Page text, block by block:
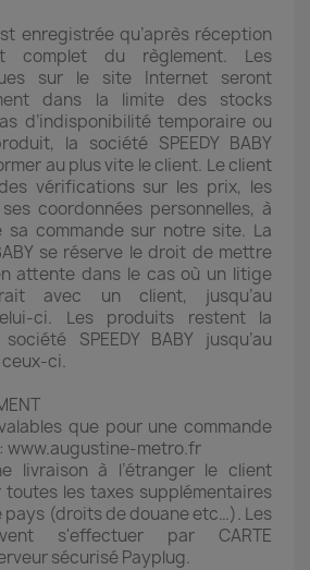
enregistrée qu’après réception
complet du règlement. Les
sur le site Internet seront
dans la limite des stocks
d’indisponibilité temporaire ou
la société SPEEDY BABY
au plus vite le client. Le client
vérifications sur les prix, les
coordonnées personnelles, à
sa commande sur notre site. La
se réserve le droit de mettre
attente dans le cas où un litige
avec un client, jusqu’au
ci. Les produits restent la
SPEEDY BABY jusqu’au
ci.
que pour une commande
www.augustine-metro.fr
livraison à l’étranger le client
toutes les taxes supplémentaires
pays (droits de douane etc…). Les
s'effectuer par CARTE
sécurisé Payplug.